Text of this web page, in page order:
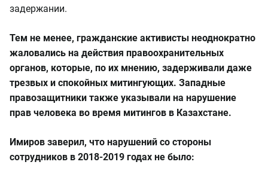
задержании.
Тем не менее, гражданские активисты неоднократно
жаловались на действия правоохранительных
органов, которые, по их мнению, задерживали даже
трезвых и спокойных митингующих. Западные
правозащитники также указывали на нарушение
прав человека во время митингов в Казахстане.
Имиров заверил, что нарушений со стороны
сотрудников в 2018-2019 годах не было: